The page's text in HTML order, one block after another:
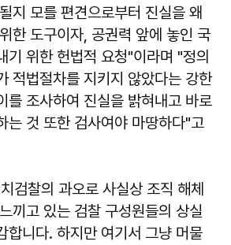
지 모를 편견으로부터 진실을 왜
한 도구이자, 공권력 앞에 놓인 국
기 위한 헌법적 요청"이라며 "정의
적법절차를 지키지 않았다는 강한
를 조사하여 진실을 밝혀내고 바로
는 것 또한 검사여야 마땅하다"고
검찰의 과오로 사실상 조직 해체
끼고 있는 검찰 구성원들의 상실
합니다. 하지만 여기서 그냥 머물